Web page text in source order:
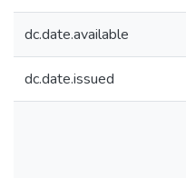
dc.date.available
dc.date.issued